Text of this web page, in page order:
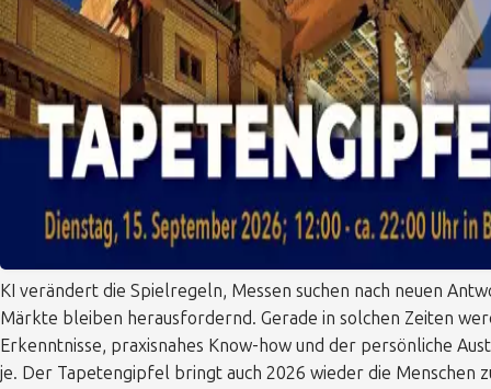
KI verändert die Spielregeln, Messen suchen nach neuen
Märkte bleiben herausfordernd. Gerade in solchen Zeiten
Erkenntnisse, praxisnahes Know-how und der persönliche
je. Der Tapetengipfel bringt auch 2026 wieder die Menschen